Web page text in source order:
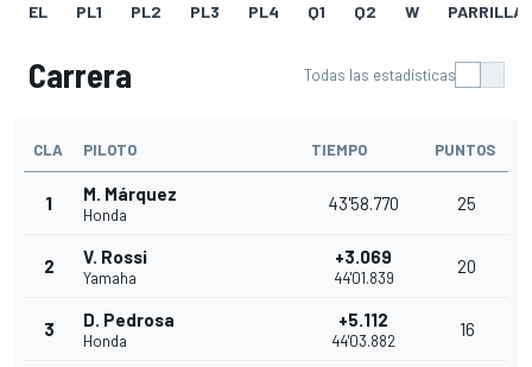
EL PL1 PL2 PL3 PL4 Q1 Q2 W PARRILLA
Carrera Todas las estadísticas
CLA PILOTO TIEMPO PUNTOS
1 M. Márquez
Honda
43'58.770 25
2 V. Rossi
Yamaha
+3.069
44'01.839
20
3 D. Pedrosa
Honda
+5.112
44'03.882
16